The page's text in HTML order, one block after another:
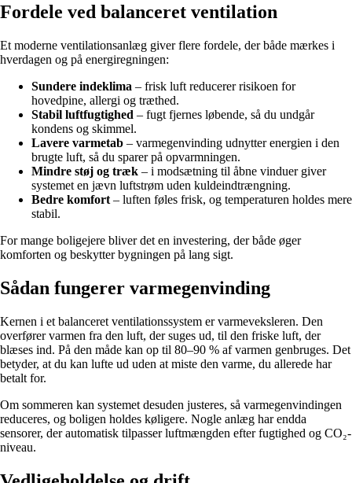
Fordele ved balanceret ventilation
Et moderne ventilationsanlæg giver flere fordele, der både mærkes i
hverdagen og på energiregningen:
Sundere indeklima – frisk luft reducerer risikoen for
hovedpine, allergi og træthed.
Stabil luftfugtighed – fugt fjernes løbende, så du undgår
kondens og skimmel.
Lavere varmetab – varmegenvinding udnytter energien i den
brugte luft, så du sparer på opvarmningen.
Mindre støj og træk – i modsætning til åbne vinduer giver
systemet en jævn luftstrøm uden kuldeindtrængning.
Bedre komfort – luften føles frisk, og temperaturen holdes mere
stabil.
For mange boligejere bliver det en investering, der både øger
komforten og beskytter bygningen på lang sigt.
Sådan fungerer varmegenvinding
Kernen i et balanceret ventilationssystem er varmeveksleren. Den
overfører varmen fra den luft, der suges ud, til den friske luft, der
blæses ind. På den måde kan op til 80–90 % af varmen genbruges. Det
betyder, at du kan lufte ud uden at miste den varme, du allerede har
betalt for.
Om sommeren kan systemet desuden justeres, så varmegenvindingen
reduceres, og boligen holdes køligere. Nogle anlæg har endda
sensorer, der automatisk tilpasser luftmængden efter fugtighed og CO₂-
niveau.